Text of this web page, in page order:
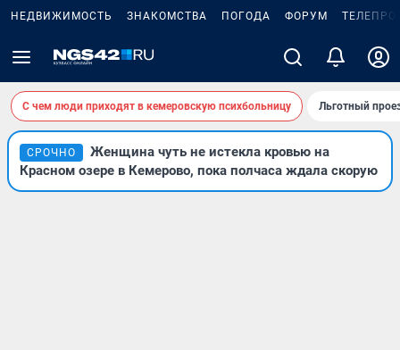
НЕДВИЖИМОСТЬ ЗНАКОМСТВА ПОГОДА ФОРУМ
С чем люди приходят в кемеровскую психбольницу Льготный
СРОЧНО
Женщина чуть не истекла кровью на
Красном озере в Кемерово, пока полчаса ждала скорую